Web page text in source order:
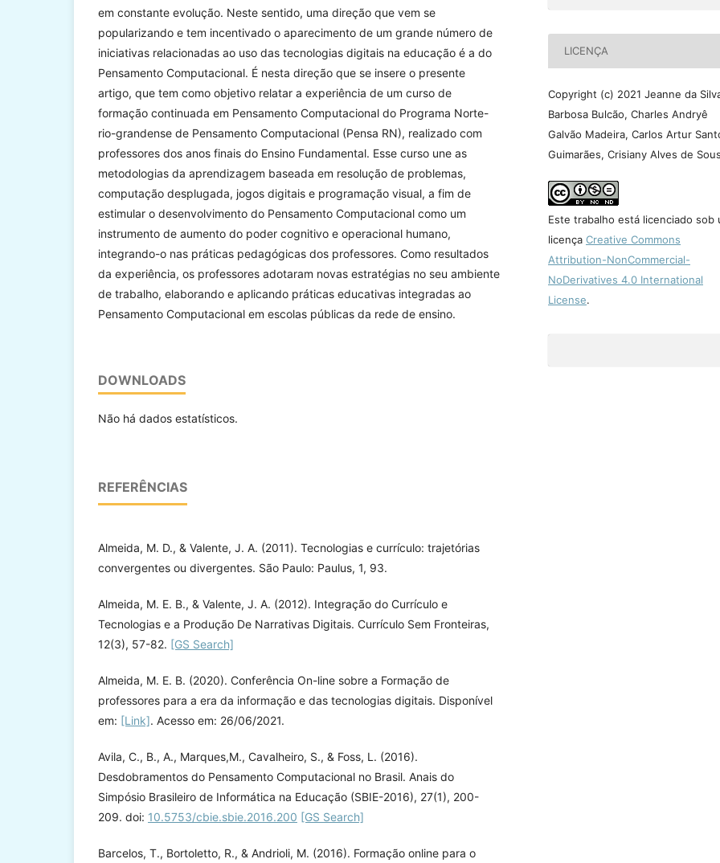
em constante evolução. Neste sentido, uma direção que vem se
popularizando e tem incentivado o aparecimento de um grande número de
iniciativas relacionadas ao uso das tecnologias digitais na educação é a do
Pensamento Computacional. É nesta direção que se insere o presente
artigo, que tem como objetivo relatar a experiência de um curso de
formação continuada em Pensamento Computacional do Programa Norte-
rio-grandense de Pensamento Computacional (Pensa RN), realizado com
professores dos anos finais do Ensino Fundamental. Esse curso une as
metodologias da aprendizagem baseada em resolução de problemas,
computação desplugada, jogos digitais e programação visual, a fim de
estimular o desenvolvimento do Pensamento Computacional como um
instrumento de aumento do poder cognitivo e operacional humano,
integrando-o nas práticas pedagógicas dos professores. Como resultados
da experiência, os professores adotaram novas estratégias no seu ambiente
de trabalho, elaborando e aplicando práticas educativas integradas ao
Pensamento Computacional em escolas públicas da rede de ensino.
DOWNLOADS
Não há dados estatísticos.
REFERÊNCIAS
Almeida, M. D., & Valente, J. A. (2011). Tecnologias e currículo: trajetórias
convergentes ou divergentes. São Paulo: Paulus, 1, 93.
Almeida, M. E. B., & Valente, J. A. (2012). Integração do Currículo e
Tecnologias e a Produção De Narrativas Digitais. Currículo Sem Fronteiras,
12(3), 57-82. [GS Search]
Almeida, M. E. B. (2020). Conferência On-line sobre a Formação de
professores para a era da informação e das tecnologias digitais. Disponível
em: [Link]. Acesso em: 26/06/2021.
Avila, C., B., A., Marques,M., Cavalheiro, S., & Foss, L. (2016).
Desdobramentos do Pensamento Computacional no Brasil. Anais do
Simpósio Brasileiro de Informática na Educação (SBIE-2016), 27(1), 200-
209. doi: 10.5753/cbie.sbie.2016.200 [GS Search]
Barcelos, T., Bortoletto, R., & Andrioli, M. (2016). Formação online para o
LICENÇA
Copyright (c) 2021 Jeanne da
Barbosa Bulcão, Charles Andryê
Galvão Madeira, Carlos Artur
Guimarães, Crisiany Alves de
Este trabalho está licenciado sob
licença Creative Commons
Attribution-NonCommercial-
NoDerivatives 4.0 International
License.